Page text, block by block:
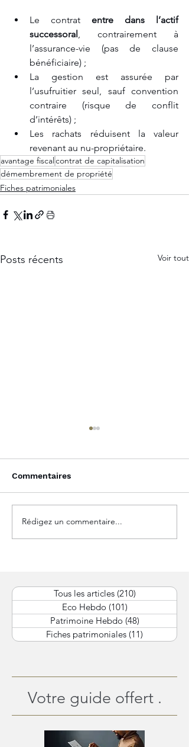
Le contrat entre dans l’actif
successoral , contrairement à
l’assurance-vie (pas de clause
bénéficiaire) ;
La gestion est assurée par
l’usufruitier seul, sauf convention
contraire (risque de conflit
d’intérêts) ;
Les rachats réduisent la valeur
revenant au nu-propriétaire.
avantage fiscal contrat de capitalisation
démembrement de propriété
Fiches patrimoniales
Posts récents Voir tout
Glossaire financier
Commentaires
Rédigez un commentaire...
Tous les articles (210)
Eco Hebdo (101)
Patrimoine Hebdo (48)
Fiches patrimoniales (11)
Votre guide offert .